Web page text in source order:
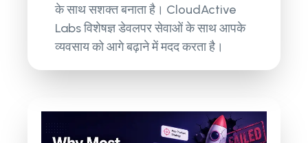
के साथ सशक्त बनाता है। CloudActive
Labs विशेषज्ञ डेवलपर सेवाओं के साथ आपके
व्यवसाय को आगे बढ़ाने में मदद करता है।